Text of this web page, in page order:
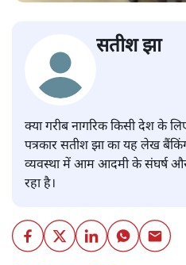
सतीश झा
क्या गरीब नागरिक किसी देश के
पत्रकार सतीश झा का यह लेख
व्यवस्था में आम आदमी के संघर्ष
रहा है।